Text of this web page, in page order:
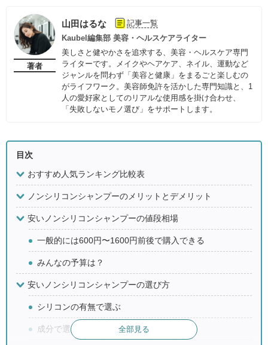
著者
山田はるな
記事一覧
Kaubel編集部 美容・ヘルスケアライター
美しさと健やかさを追求する、美容・ヘルスケア専門
ライターです。メイクやヘアケア、ネイル、運動など
ジャンルを問わず「美容と健康」をまるごと楽しむの
がライフワーク。美容師免許を活かした専門知識と、1
人の愛好家としてのリアルな使用感を掛け合わせ、
「失敗しないモノ選び」をサポートします。
目次
おすすめ人気ランキング比較表
ノンシリコンシャンプーのメリットとデメリット
安いノンシリコンシャンプーの値段相場
一般的には600円〜1600円前後で購入できる
みんなの予算は？
安いノンシリコンシャンプーの選び方
シリコンの有無で選ぶ
成分で選ぶ 全部見る